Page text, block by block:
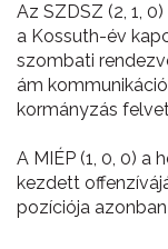
Az SZDSZ (2, 1,
a Kossuth-év
szombati
ám
kormányzás
A MIÉP (1, 0, 0) a
kezdett
pozíciója